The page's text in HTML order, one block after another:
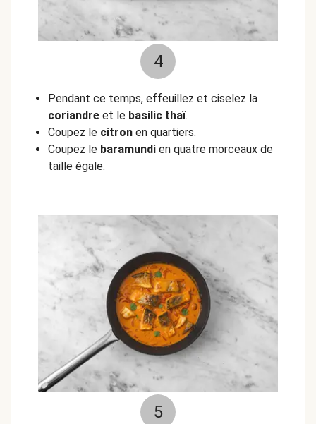
4
Pendant ce temps, effeuillez et ciselez la
coriandre et le basilic thaï.
Coupez le citron en quartiers.
Coupez le baramundi en quatre morceaux de
taille égale.
5